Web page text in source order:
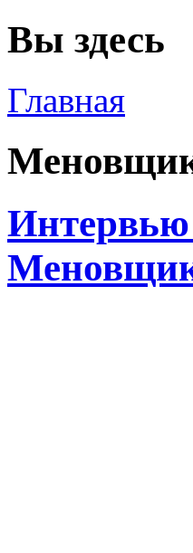
Вы здесь
Главная